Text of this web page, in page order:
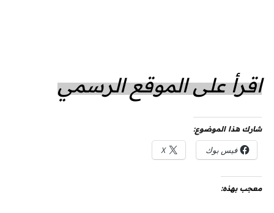
اقرأ على الموقع الرسمي
شارك هذا الموضوع:
فيس بوك X
معجب بهذه: